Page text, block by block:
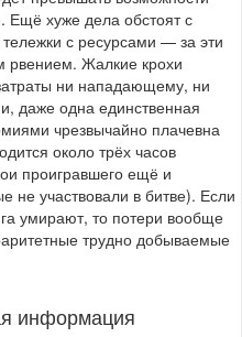
Ещё хуже дела обстоят с
с ресурсами — за эти
рвением. Жалкие крохи
ни нападающему, ни
одна единственная
чрезвычайно плачевна
около трёх часов
проигравшего ещё и
не участвовали в битве). Если
умирают, то потери вообще
трудно добываемые
информация